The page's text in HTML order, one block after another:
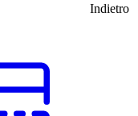
Indietro